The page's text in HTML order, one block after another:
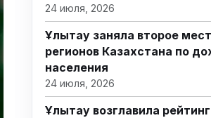
24 июля, 2026
Ұлытау заняла второе
регионов Казахстана по
населения
24 июля, 2026
Ұлытау возглавила